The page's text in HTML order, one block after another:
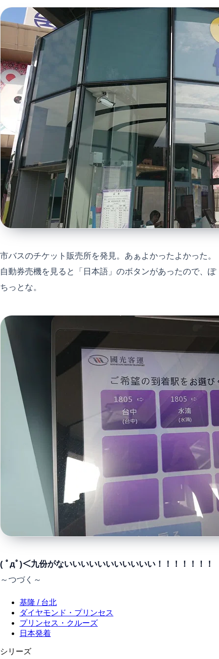
市バスのチケット販売所を発見。あぁよかったよかった。
自動券売機を見ると「日本語」のボタンがあったので、ぽ
ちっとな。
( ﾟдﾟ)＜九份がないいいいいいいいいいい！！！！！！！
～つづく～
基隆 / 台北
ダイヤモンド・プリンセス
プリンセス・クルーズ
日本発着
シリーズ